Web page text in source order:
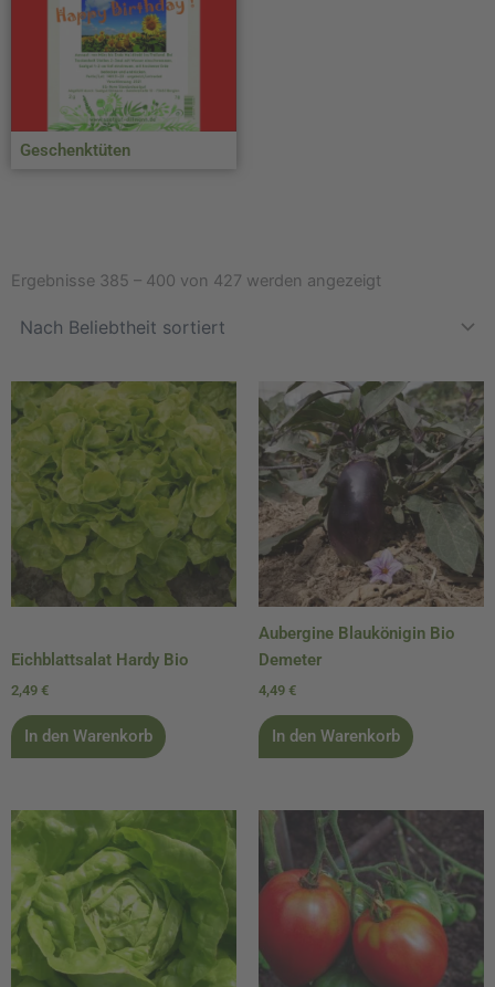
Geschenktüten
Ergebnisse 385 – 400 von 427 werden angezeigt
Eichblattsalat Hardy Bio
2,49 €
In den Warenkorb
Aubergine Blaukönigin Bio
Demeter
4,49 €
In den Warenkorb